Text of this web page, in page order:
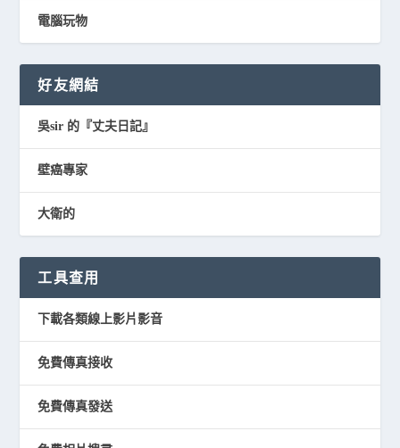
電腦玩物
好友網結
吳sir 的『丈夫日記』
壁癌專家
大衛的
工具查用
下載各類線上影片影音
免費傳真接收
免費傳真發送